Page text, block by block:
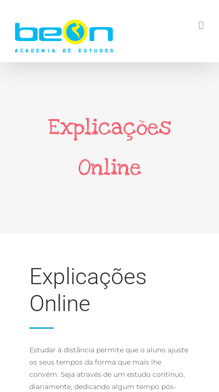
content
Explicações
Online
Explicações
Online
Estudar à distância permite que o aluno ajuste
os seus tempos da forma que mais lhe
convém. Seja através de um estudo contínuo,
diariamente, dedicando algum tempo pós-